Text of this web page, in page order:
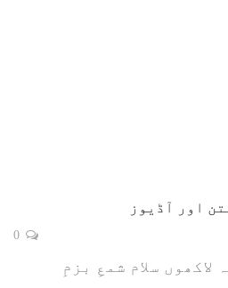
اور آڈیوز
لاکھوں سلام شمعِ بزمِ